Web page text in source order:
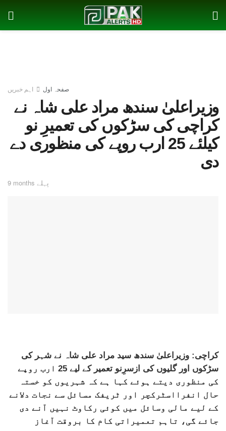
صفحہ اول اہم خبریں
وزیراعلیٰ سندھ مراد علی شاہ نے
کراچی کی سڑکوں کی تعمیرِ نو
کیلئے 25 ارب روپے کی منظوری دے
دی
9 months پہلے
کراچی: وزیراعلیٰ سندھ سید مراد علی شاہ نے شہر کی
سڑکوں اور گلیوں کی ازسرِنو تعمیر کے لیے 25 ارب روپے
کی منظوری دیتے ہوئے کہا ہے کہ شہریوں کو خستہ
حال انفرااسٹرکچر اور ٹریفک مسائل سے نجات دلانے
کے لیے مالی وسائل میں کوئی رکاوٹ نہیں آنے دی
جائے گی، تاہم تعمیراتی کام کا بروقت آغاز